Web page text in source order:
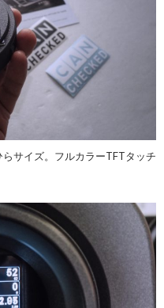
サイズ。フルカラーTFTタッチ